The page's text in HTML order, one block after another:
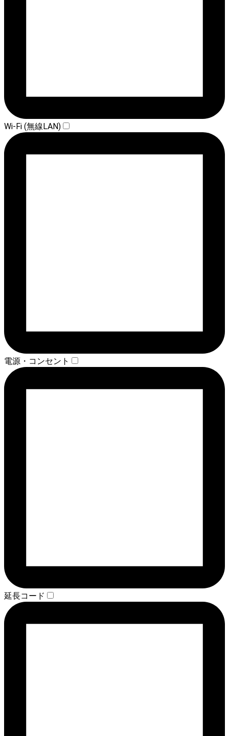
Wi-Fi (無線LAN)
電源・コンセント
延長コード